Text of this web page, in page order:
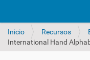
Inicio Recursos
International Hand